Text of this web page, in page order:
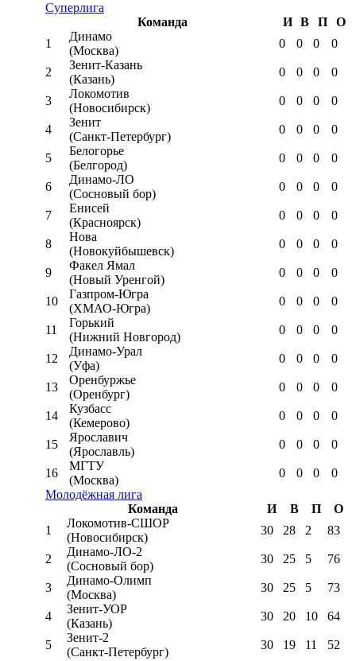
Суперлига
Команда
И В П
О
1
Динамо
(Москва)
0 0 0 0
2
Зенит-Казань
(Казань)
0 0 0 0
3
Локомотив
(Новосибирск)
0 0 0 0
4
Зенит
(Санкт-Петербург)
0 0 0 0
5
Белогорье
(Белгород)
0 0 0 0
6
Динамо-ЛО
(Сосновый бор)
0 0 0 0
7
Енисей
(Красноярск)
0 0 0 0
8
Нова
(Новокуйбышевск)
0 0 0 0
9
Факел Ямал
(Новый Уренгой)
0 0 0 0
10
Газпром-Югра
(ХМАО-Югра)
0 0 0 0
11
Горький
(Нижний Новгород)
0 0 0 0
12
Динамо-Урал
(Уфа)
0 0 0 0
13
Оренбуржье
(Оренбург)
0 0 0 0
14
Кузбасс
(Кемерово)
0 0 0 0
15
Ярославич
(Ярославль)
0 0 0 0
16
МГТУ
(Москва)
0 0 0
0
Молодёжная лига
Команда
И В П
О
1
Локомотив-CШОР
(Новосибирск)
30 28 2 83
2
Динамо-ЛО-2
(Сосновый бор)
30 25 5 76
3
Динамо-Олимп
(Москва)
30 25 5 73
4
Зенит-УОР
(Казань)
30 20 10 64
5
Зенит-2
(Санкт-Петербург)
30 19 11 52